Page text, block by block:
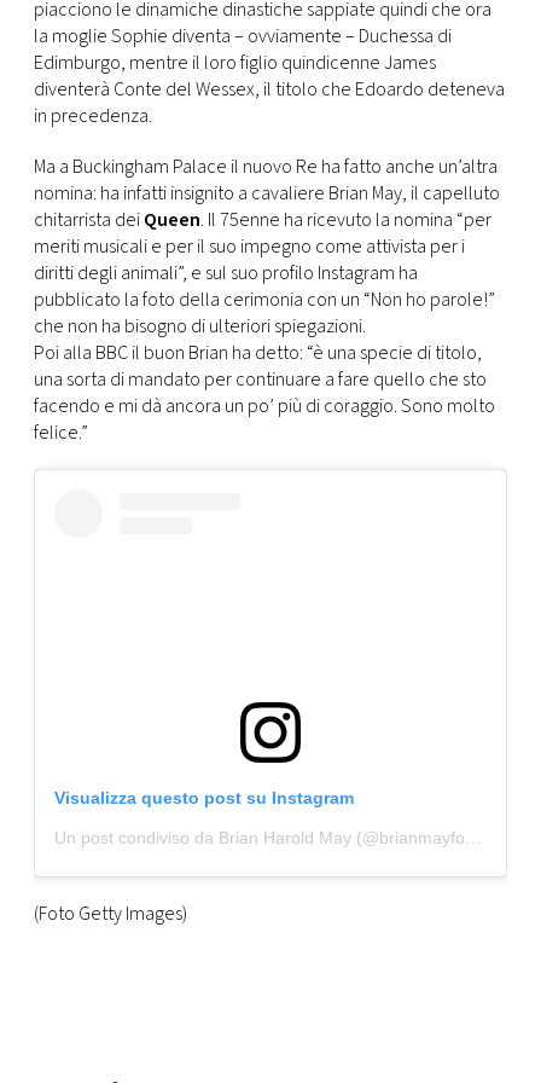
CONSIGLIA
piacciono le dinamiche dinastiche sappiate quindi che ora
la moglie Sophie diventa – ovviamente – Duchessa di
Edimburgo, mentre il loro figlio quindicenne James
diventerà Conte del Wessex, il titolo che Edoardo deteneva
in precedenza.
Ma a Buckingham Palace il nuovo Re ha fatto anche un’altra
nomina: ha infatti insignito a cavaliere Brian May, il capelluto
chitarrista deiQueen. Il 75enne ha ricevuto la nomina “per
meriti musicali e per il suo impegno come attivista per i
diritti degli animali”, e sul suo profilo Instagram ha
pubblicato la foto della cerimonia con un “Non ho parole!”
che non ha bisogno di ulteriori spiegazioni.
Poi alla BBC il buon Brian ha detto: “è una specie di titolo,
una sorta di mandato per continuare a fare quello che sto
facendo e mi dà ancora un po’ più di coraggio. Sono molto
felice.”
Visualizza questo post su Instagram
Un post condiviso da Brian Harold May (@brianmayforreal)
(Foto Getty Images)